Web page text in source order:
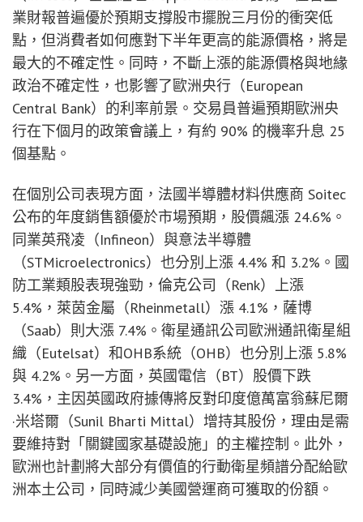
業財報普遍優於預期支撐股市擺脫三月份的衝突低
點，但消費者如何應對下半年更高的能源價格，將是
最大的不確定性。同時，不斷上漲的能源價格與地緣
政治不確定性，也影響了歐洲央行（European
Central Bank）的利率前景。交易員普遍預期歐洲央
行在下個月的政策會議上，有約 90% 的機率升息 25
個基點。
在個別公司表現方面，法國半導體材料供應商 Soitec
公布的年度銷售額優於市場預期，股價飆漲 24.6%。
同業英飛凌（Infineon）與意法半導體
（STMicroelectronics）也分別上漲 4.4% 和 3.2%。國
防工業類股表現強勁，倫克公司（Renk）上漲
5.4%，萊茵金屬（Rheinmetall）漲 4.1%，薩博
（Saab）則大漲 7.4%。衛星通訊公司歐洲通訊衛星組
織（Eutelsat）和OHB系統（OHB）也分別上漲 5.8%
與 4.2%。另一方面，英國電信（BT）股價下跌
3.4%，主因英國政府據傳將反對印度億萬富翁蘇尼爾
·米塔爾（Sunil Bharti Mittal）增持其股份，理由是需
要維持對「關鍵國家基礎設施」的主權控制。此外，
歐洲也計劃將大部分有價值的行動衛星頻譜分配給歐
洲本土公司，同時減少美國營運商可獲取的份額。